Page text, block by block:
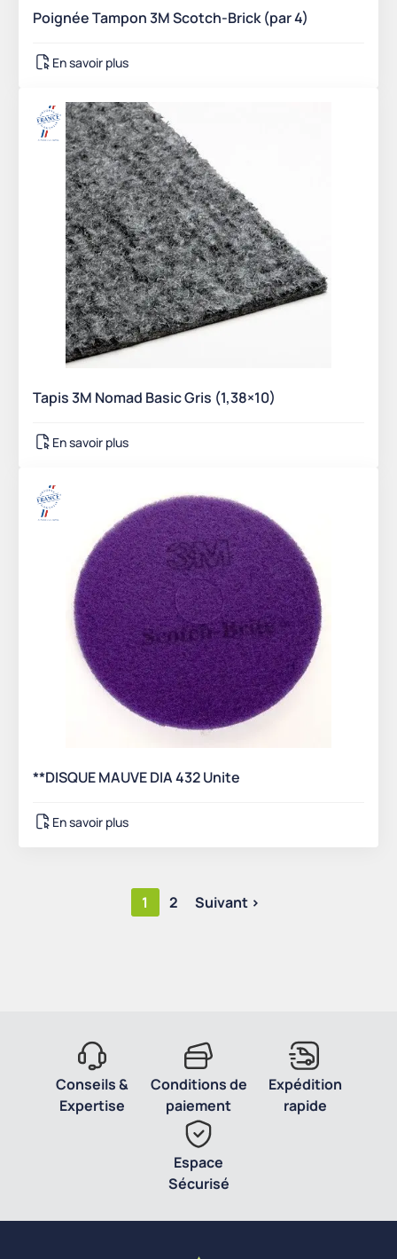
Poignée Tampon 3M Scotch-Brick (par 4)
En savoir plus
Tapis 3M Nomad Basic Gris (1,38×10)
En savoir plus
**DISQUE MAUVE DIA 432 Unite
En savoir plus
1 2 Suivant >
Conseils &
Expertise
Conditions de
paiement
Expédition
rapide
Espace
Sécurisé